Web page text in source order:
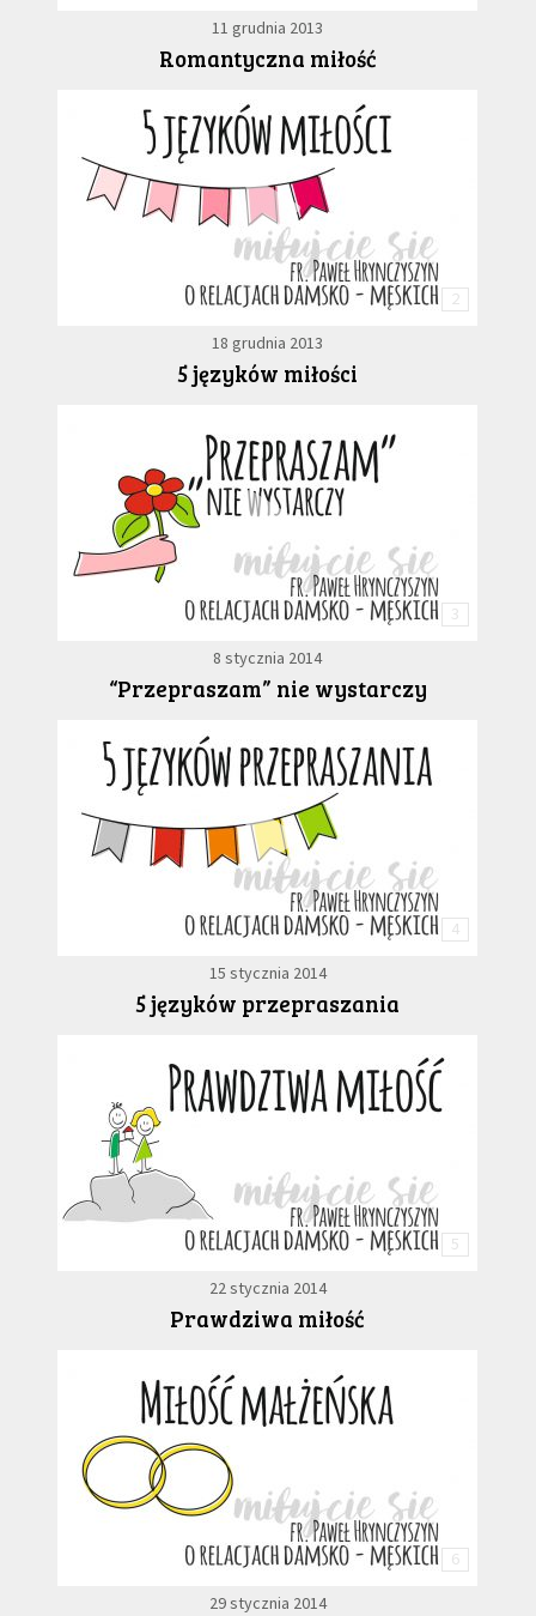
GALERIA
DRUŻYNA
WESPRZYJ NAS
PARTNERZY
NEWSLETTER
KONTAKT
11 grudnia 2013
Romantyczna miłość
2
18 grudnia 2013
5 języków miłości
3
8 stycznia 2014
“Przepraszam” nie wystarczy
4
15 stycznia 2014
5 języków przepraszania
5
22 stycznia 2014
Prawdziwa miłość
6
29 stycznia 2014